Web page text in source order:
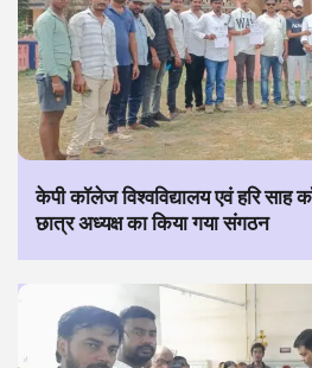
केपी कॉलेज विश्वविद्यालय एवं हरि
छात्र अध्यक्ष का किया गया संगठन